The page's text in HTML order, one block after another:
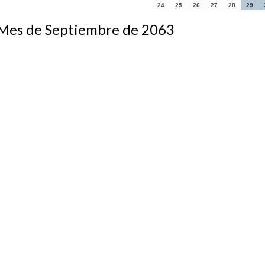
24 25 26 27 28 29
de Septiembre de 2063